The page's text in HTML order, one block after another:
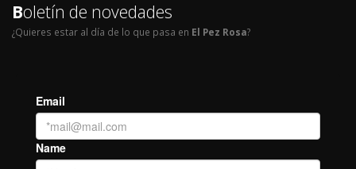
Boletín de novedades
¿Quieres estar al día de lo que pasa en El Pez Rosa?